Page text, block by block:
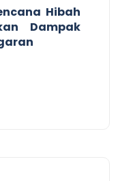
Hibah
Dampak